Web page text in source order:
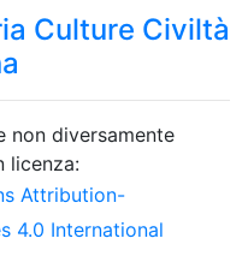
Culture Civiltà
non diversamente
licenza:
Attribution-
4.0 International